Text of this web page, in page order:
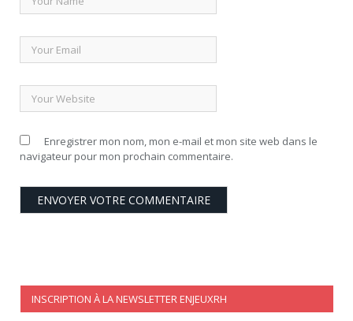
Enregistrer mon nom, mon e-mail et mon site web dans le
navigateur pour mon prochain commentaire.
INSCRIPTION À LA NEWSLETTER ENJEUXRH